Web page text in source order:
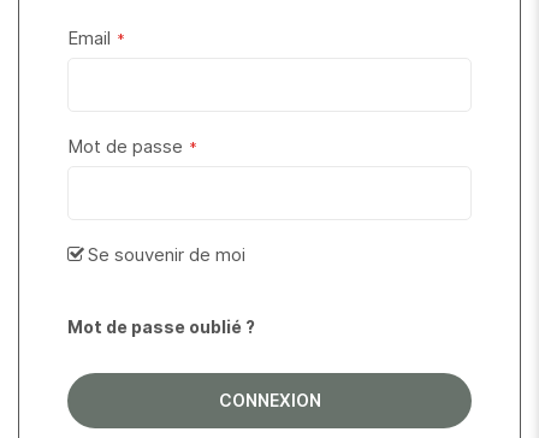
Email
Mot de passe
Se souvenir de moi
Mot de passe oublié ?
CONNEXION